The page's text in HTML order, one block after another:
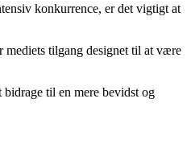
konkurrence, er det vigtigt at
mediets tilgang designet til at være
til en mere bevidst og